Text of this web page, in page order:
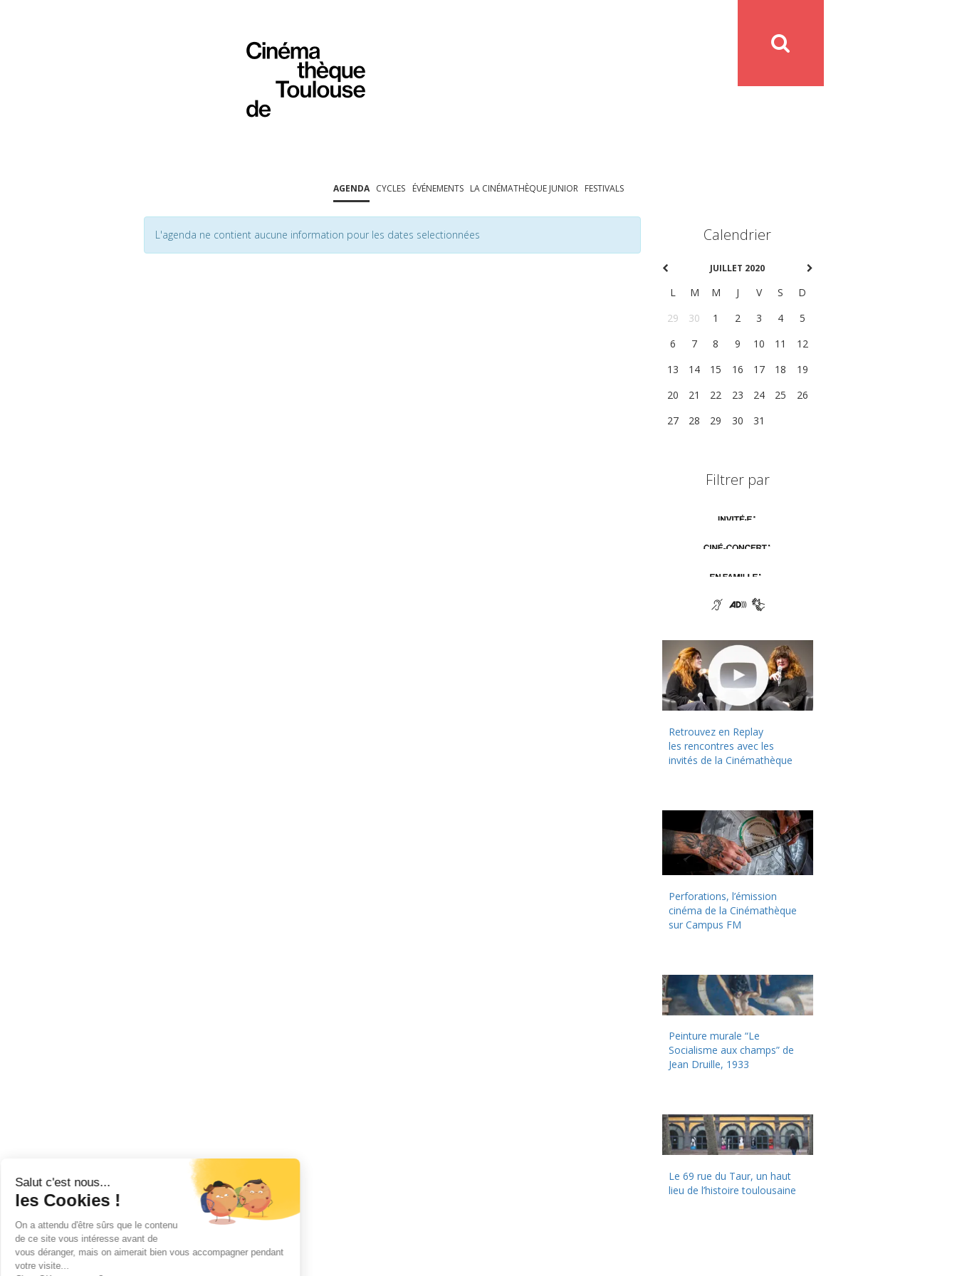
AGENDA CYCLES ÉVÉNEMENTS LA CINÉMATHÈQUE JUNIOR FESTIVALS
L'agenda ne contient aucune information pour les dates selectionnées Calendrier
JUILLET 2020
L M M J V S
D
29
30 1 2 3 4
5
6
7 8 9 10 11
12
13
14 15 16 17 18
19
20
21 22 23 24 25
26
27
28 29 30 31
Filtrer par
Retrouvez en Replay
les rencontres avec les
invités de la Cinémathèque
Perforations, l’émission
cinéma de la Cinémathèque
sur Campus FM
Peinture murale “Le
Socialisme aux champs” de
Jean Druille, 1933
Le 69 rue du Taur, un haut
lieu de l’histoire toulousaine